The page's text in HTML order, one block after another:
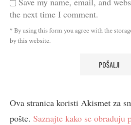
the next time I comment.
* By using this form you agree with the
by this website.
Ova stranica koristi Akismet za
pošte. Saznajte kako se obrađuju